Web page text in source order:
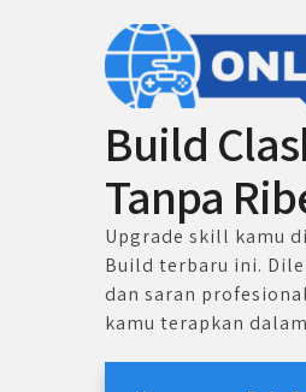
Build
Tanpa
Upgrade skill kamu
Build terbaru ini.
dan saran
kamu terapkan